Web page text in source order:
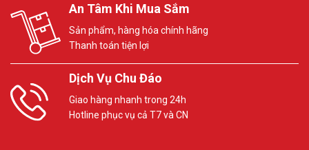
An Tâm Khi Mua Sắm
Sản phẩm, hàng hóa chính hãng
Thanh toán tiện lợi
Dịch Vụ Chu Đáo
Giao hàng nhanh trong 24h
Hotline phục vụ cả T7 và CN